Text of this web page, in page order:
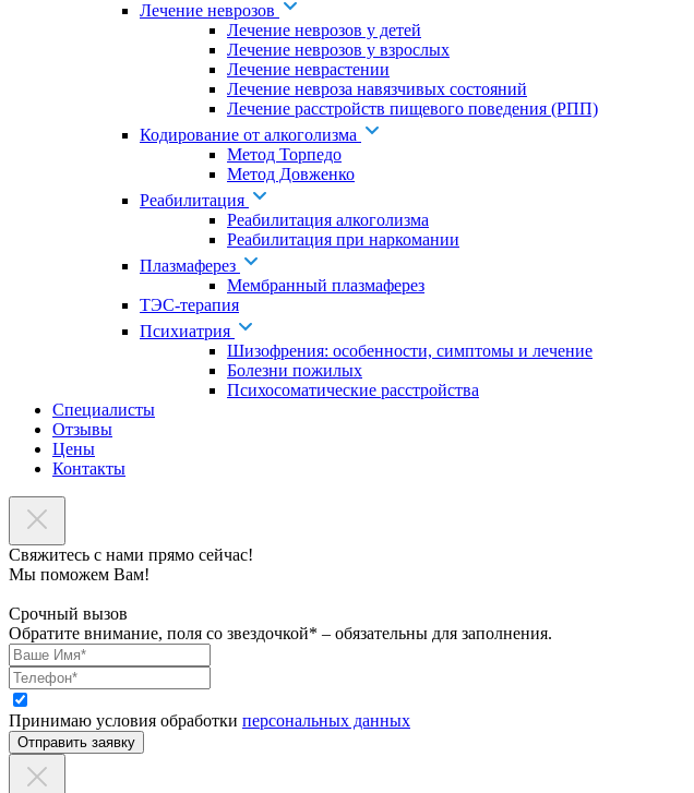
Лечение неврозов
Лечение неврозов у детей
Лечение неврозов у взрослых
Лечение неврастении
Лечение невроза навязчивых состояний
Лечение расстройств пищевого поведения (РПП)
Кодирование от алкоголизма
Метод Торпедо
Метод Довженко
Реабилитация
Реабилитация алкоголизма
Реабилитация при наркомании
Плазмаферез
Мембранный плазмаферез
ТЭС-терапия
Психиатрия
Шизофрения: особенности, симптомы и лечение
Болезни пожилых
Психосоматические расстройства
Специалисты
Отзывы
Цены
Контакты
Свяжитесь с нами прямо сейчас!
Мы поможем Вам!
Срочный вызов
Обратите внимание, поля со звездочкой* – обязательны для заполнения.
Принимаю условия обработки персональных данных
Отправить заявку